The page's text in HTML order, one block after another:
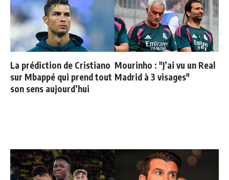
La prédiction de Cristiano
sur Mbappé qui prend tout
son sens aujourd’hui
Mourinho : "J’ai vu un Real
Madrid à 3 visages"